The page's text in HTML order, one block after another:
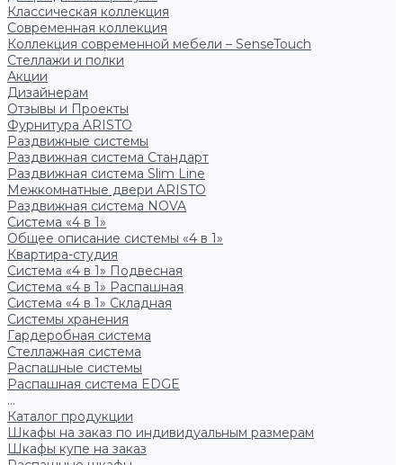
Классическая коллекция
Современная коллекция
Коллекция современной мебели – SenseTouch
Стеллажи и полки
Акции
Дизайнерам
Отзывы и Проекты
Фурнитура ARISTO
Раздвижные системы
Раздвижная система Стандарт
Раздвижная система Slim Line
Межкомнатные двери ARISTO
Раздвижная система NOVA
Система «4 в 1»
Общее описание системы «4 в 1»
Квартира-студия
Система «4 в 1» Подвесная
Система «4 в 1» Распашная
Система «4 в 1» Складная
Системы хранения
Гардеробная система
Стеллажная система
Распашные системы
Распашная система EDGE
...
Каталог продукции
Шкафы на заказ по индивидуальным размерам
Шкафы купе на заказ